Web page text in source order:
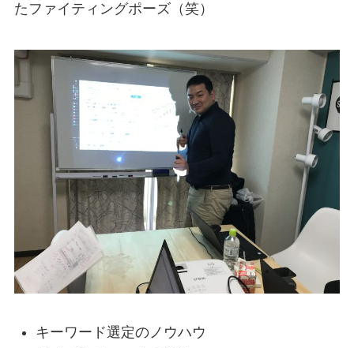
たファイティングポーズ（笑）
キーワード選定のノウハウ